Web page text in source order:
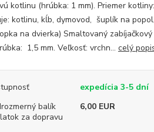
kotlinu (hrúbka: 1 mm). Priemer
kotlinu, kĺb, dymovod, šuplík na
na dvierka) Smaltovaný
1,5 mm. Veľkosť: vrchn... celý
expedícia 3-5 dní
balík
za dopravu
6,00 EUR